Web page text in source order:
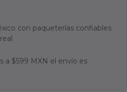
con paqueterías confiables
a $599 MXN el envío es